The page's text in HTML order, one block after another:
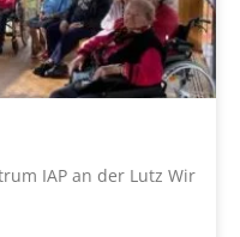
IAP an der Lutz Wir